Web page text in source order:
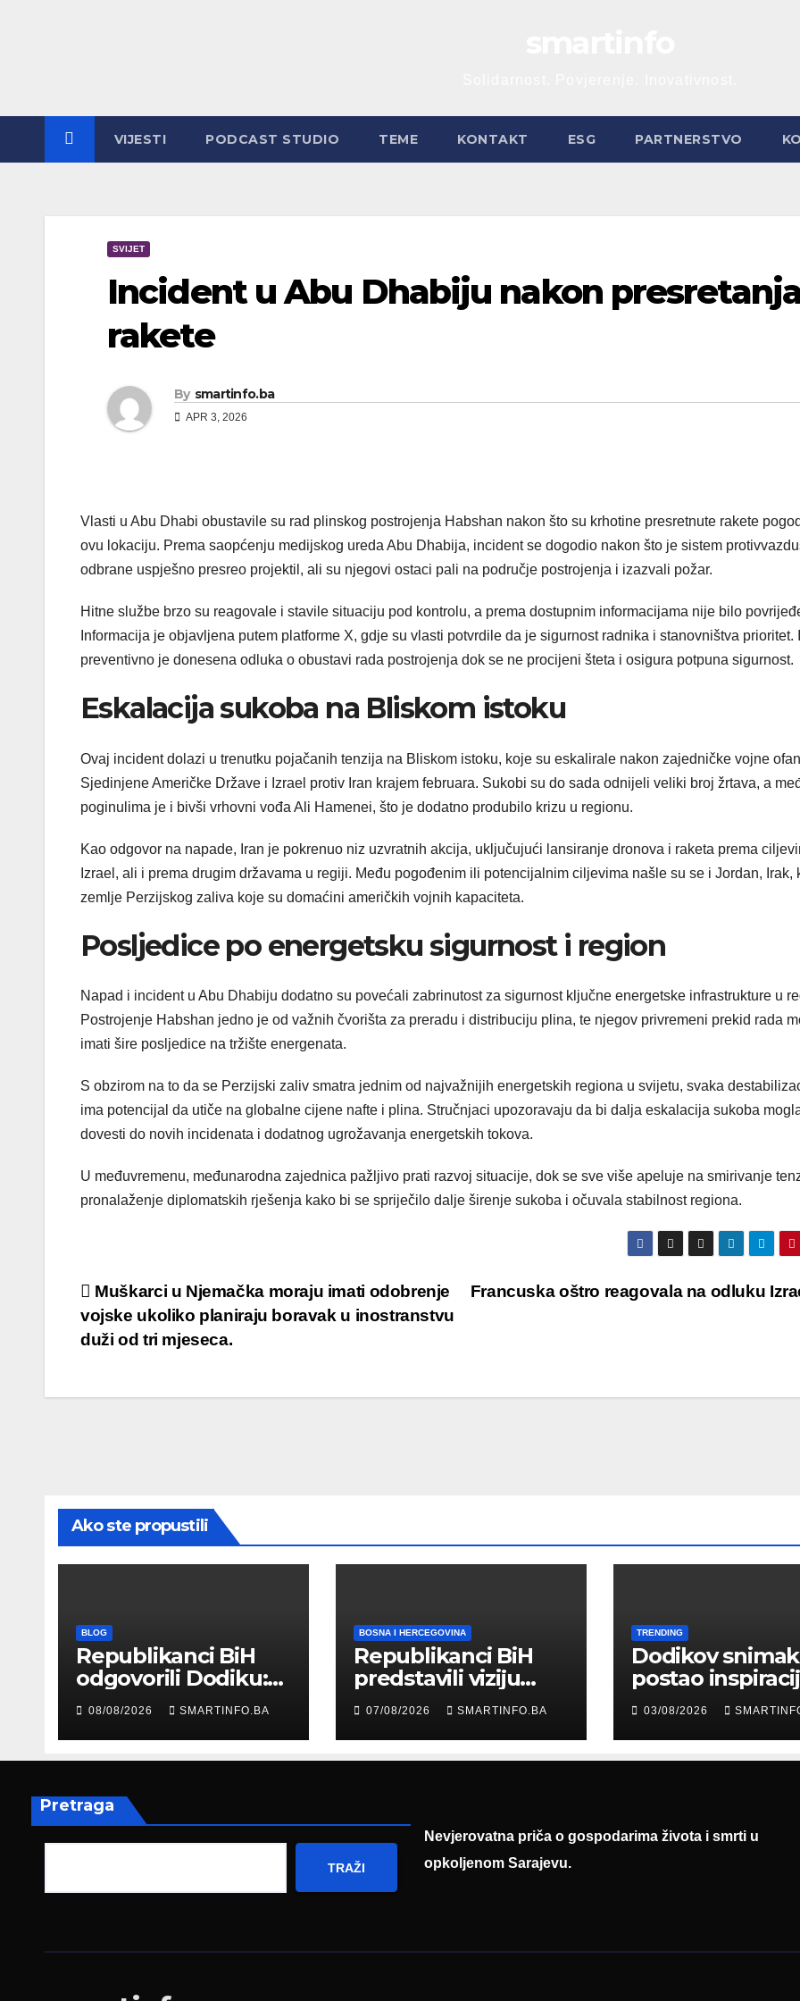
VIJESTI PODCAST STUDIO TEME KONTAKT ESG PARTNERSTVO
SVIJET
Incident u Abu Dhabiju nakon
rakete
By smartinfo.ba
APR 3, 2026
Vlasti u Abu Dhabi obustavile su rad plinskog postrojenja Habshan nakon što su krhotine presretnute rakete
ovu lokaciju. Prema saopćenju medijskog ureda Abu Dhabija, incident se dogodio nakon što je sistem
odbrane uspješno presreo projektil, ali su njegovi ostaci pali na područje postrojenja i izazvali požar.
Hitne službe brzo su reagovale i stavile situaciju pod kontrolu, a prema dostupnim informacijama nije bilo
Informacija je objavljena putem platforme X, gdje su vlasti potvrdile da je sigurnost radnika i stanovništva prioritet.
preventivno je donesena odluka o obustavi rada postrojenja dok se ne procijeni šteta i osigura potpuna sigurnost.
Eskalacija sukoba na Bliskom istoku
Ovaj incident dolazi u trenutku pojačanih tenzija na Bliskom istoku, koje su eskalirale nakon zajedničke vojne
Sjedinjene Američke Države i Izrael protiv Iran krajem februara. Sukobi su do sada odnijeli veliki broj žrtava, a
poginulima je i bivši vrhovni vođa Ali Hamenei, što je dodatno produbilo krizu u regionu.
Kao odgovor na napade, Iran je pokrenuo niz uzvratnih akcija, uključujući lansiranje dronova i raketa prema
Izrael, ali i prema drugim državama u regiji. Među pogođenim ili potencijalnim ciljevima našle su se i Jordan, Irak,
zemlje Perzijskog zaliva koje su domaćini američkih vojnih kapaciteta.
Posljedice po energetsku sigurnost i region
Napad i incident u Abu Dhabiju dodatno su povećali zabrinutost za sigurnost ključne energetske infrastrukture u
Postrojenje Habshan jedno je od važnih čvorišta za preradu i distribuciju plina, te njegov privremeni prekid rada
imati šire posljedice na tržište energenata.
S obzirom na to da se Perzijski zaliv smatra jednim od najvažnijih energetskih regiona u svijetu, svaka
ima potencijal da utiče na globalne cijene nafte i plina. Stručnjaci upozoravaju da bi dalja eskalacija sukoba
dovesti do novih incidenata i dodatnog ugrožavanja energetskih tokova.
U međuvremenu, međunarodna zajednica pažljivo prati razvoj situacije, dok se sve više apeluje na smirivanje
pronalaženje diplomatskih rješenja kako bi se spriječilo dalje širenje sukoba i očuvala stabilnost regiona.
Post
navigation
Francuska oštro reagovala na odluku
Muškarci u Njemačka moraju imati odobrenje
vojske ukoliko planiraju boravak u inostranstvu
duži od tri mjeseca.
Ako ste propustili
BLOG
Republikanci BiH
odgovorili Dodiku:
Bosanskohercegova
čka kultura postoji i
pripada svim
građanima
08/08/2026 SMARTINFO.BA
BOSNA I HERCEGOVINA
Republikanci BiH
predstavili viziju
moderne Bosne i
Hercegovine
ambasadoru
Njemačke
07/08/2026 SMARTINFO.BA
TRENDING
Dodikov snimak
postao
šale: Građani
parodiju poslali
poruku
03/08/2026
Pretraga
TRAŽI
Nevjerovatna priča o gospodarima života i smrti u
opkoljenom Sarajevu.